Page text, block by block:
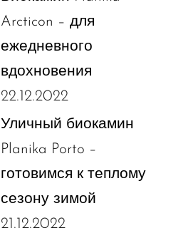
Arcticon – для
ежедневного
вдохновения
22.12.2022
Уличный биокамин
Planika Porto –
готовимся к теплому
сезону зимой
21.12.2022